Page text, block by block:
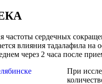
частоты сердечных
влияния тадалафила на
через 2 часа после
При